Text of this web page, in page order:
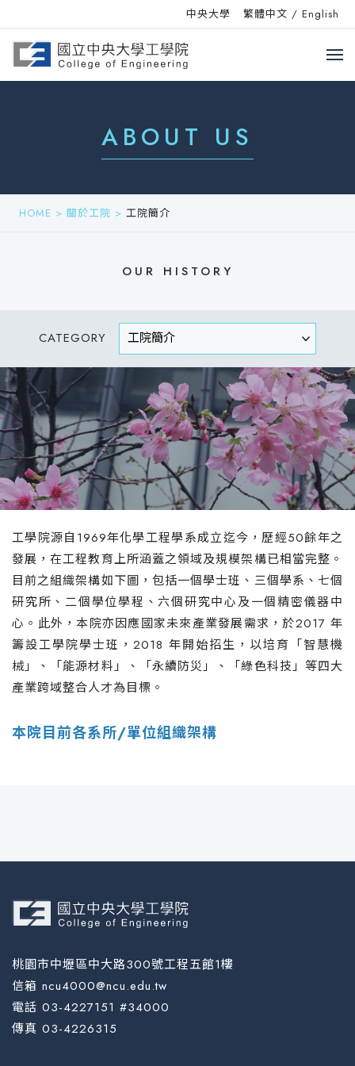
中央大學 繁體中文 / English
ABOUT US
HOME > 關於工院 > 工院簡介
OUR HISTORY
CATEGORY
工學院源自1969年化學工程學系成立迄今，歷經50餘年之
發展，在工程教育上所涵蓋之領域及規模架構已相當完整。
目前之組織架構如下圖，包括一個學士班、三個學系、七個
研究所、二個學位學程、六個研究中心及一個精密儀器中
心。此外，本院亦因應國家未來產業發展需求，於2017 年
籌設工學院學士班，2018 年開始招生，以培育「智慧機
械」、「能源材料」、「永續防災」、「綠色科技」等四大
產業跨域整合人才為目標。
本院目前各系所/單位組織架構
桃園市中壢區中大路300號工程五館1樓
信箱 ncu4000@ncu.edu.tw
電話 03-4227151 #34000
傳真 03-4226315